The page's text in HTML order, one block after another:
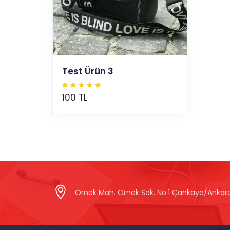
Test Ürün 3
100 TL
Örnek Mah. Örnek Sok. No.1 Çankaya/